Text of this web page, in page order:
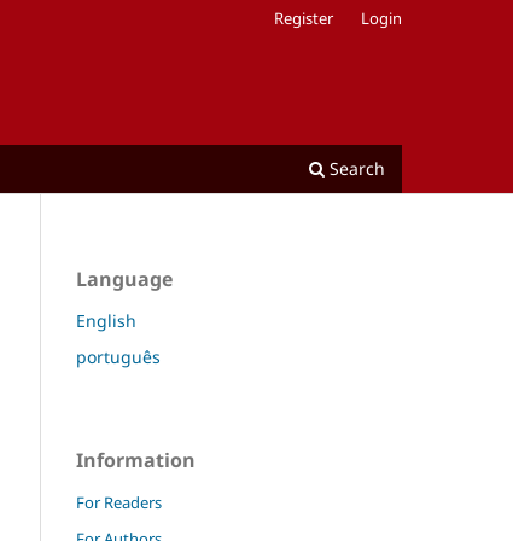
Search
Register Login
Language
English
português
Information
For Readers